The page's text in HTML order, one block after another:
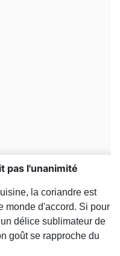
pas l'unanimité
la coriandre est
monde d'accord. Si pour
délice sublimateur de
goût se rapproche du